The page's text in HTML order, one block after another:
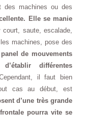
des machines ou des
Elle se manie
court, saute, escalade,
machines, pose des
de mouvements
différentes
il faut bien
cas au début, est
d’une très grande
pourra vite se